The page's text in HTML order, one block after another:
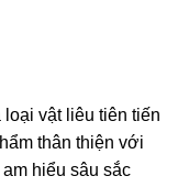
vật liêu tiên tiến
thân thiện với
hiểu sâu sắc